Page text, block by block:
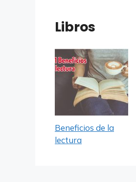
Libros
Beneficios de la
lectura